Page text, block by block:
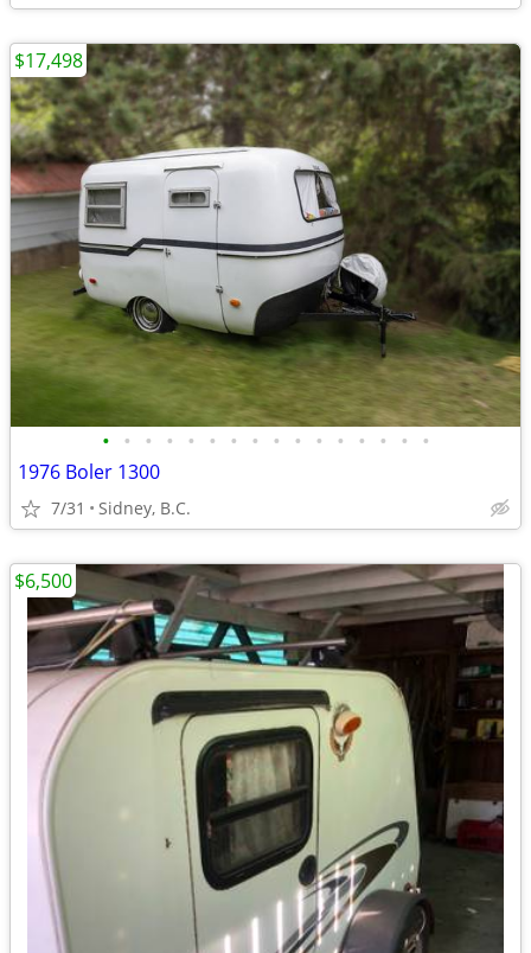
• • • • • • • • • • • • • • • •
1976 Boler 1300
7/31 Sidney, B.C.
$17,498
$6,500